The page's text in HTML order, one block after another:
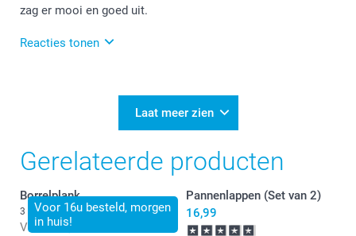
zag er mooi en goed uit.
Reacties tonen
Bedankt voor je bericht.
Laat meer zien
Gerelateerde producten
Voor 16u besteld, morgen
in huis!
Borrelplank
3 varianten
Vanaf 24,99
Pannenlappen (Set van 2)
16,99